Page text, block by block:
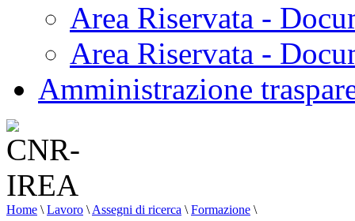
Area Riservata -
Area Riservata -
Amministrazione
Home \ Lavoro \ Assegni di ricerca \ Formazione \